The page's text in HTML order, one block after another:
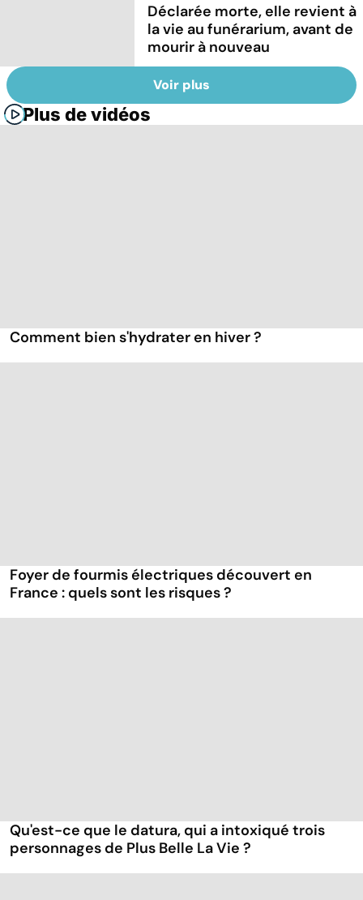
Déclarée morte, elle revient à
la vie au funérarium, avant de
mourir à nouveau
Voir plus
Plus de vidéos
Comment bien s'hydrater en hiver ?
Foyer de fourmis électriques découvert en
France : quels sont les risques ?
Qu'est-ce que le datura, qui a intoxiqué trois
personnages de Plus Belle La Vie ?